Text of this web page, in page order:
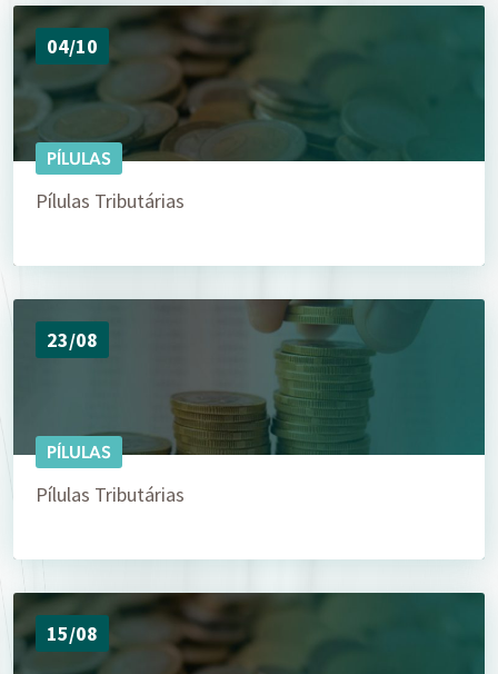
04/10
PÍLULAS
Pílulas Tributárias
23/08
PÍLULAS
Pílulas Tributárias
15/08